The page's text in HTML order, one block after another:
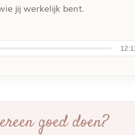
jij werkelijk bent.
goed doen?